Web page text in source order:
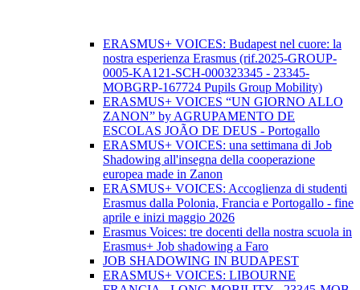
ERASMUS+ VOICES: Budapest nel cuore: la
nostra esperienza Erasmus (rif.2025-GROUP-
0005-KA121-SCH-000323345 - 23345-
MOBGRP-167724 Pupils Group Mobility)
ERASMUS+ VOICES “UN GIORNO ALLO
ZANON” by AGRUPAMENTO DE
ESCOLAS JOÃO DE DEUS - Portogallo
ERASMUS+ VOICES: una settimana di Job
Shadowing all'insegna della cooperazione
europea made in Zanon
ERASMUS+ VOICES: Accoglienza di studenti
Erasmus dalla Polonia, Francia e Portogallo - fine
aprile e inizi maggio 2026
Erasmus Voices: tre docenti della nostra scuola in
Erasmus+ Job shadowing a Faro
JOB SHADOWING IN BUDAPEST
ERASMUS+ VOICES: LIBOURNE